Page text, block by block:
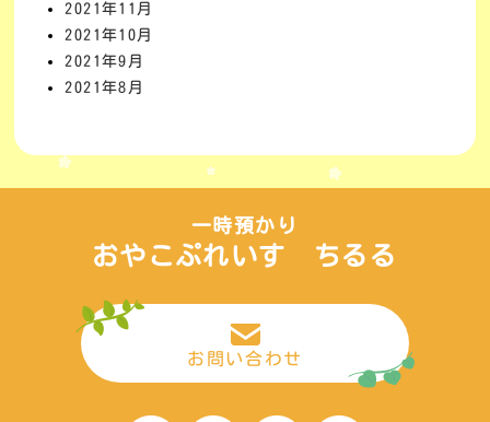
2021年11月
2021年10月
2021年9月
2021年8月
一時預かり
おやこぷれいす ちるる
お問い合わせ